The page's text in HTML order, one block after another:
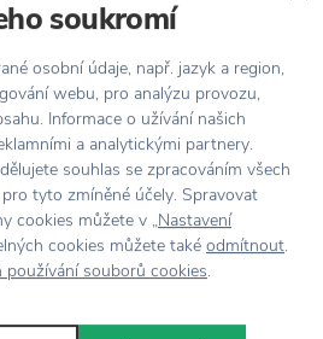
zapozornost
soukromí
osobní údaje, např. jazyk a region,
webu, pro analýzu provozu,
Informace o užívání našich
a analytickými partnery.
souhlas se zpracováním všech
tyto zmíněné účely. Spravovat
cookies můžete v „Nastavení
cookies můžete také odmítnout.
používání souborů cookies.